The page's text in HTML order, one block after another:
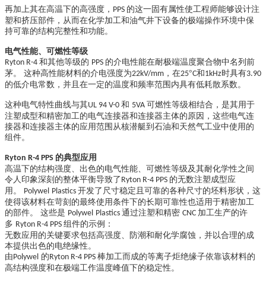
再加上其在高温下的高强度， PPS 的这一固有属性使工程师能够设计注
塑和挤压部件，从而在化学加工和油气井下设备的极端操作环境中保
持可靠的结构完整性和功能。
电气性能、可燃性等级
Ryton R-4 和其他等级的 PPS 的介电性能在耐极端温度聚合物中名列前
茅。 这种高性能材料的介电强度为22kV/mm ，在25°C和 1kHz时具有3.90
的低介电常数，并且在一定的温度和频率范围内具有低耗散系数。
这种电气特性曲线与其UL 94 V-0 和 5VA 可燃性等级相结合，是其用于
注塑成型和精密加工的电气连接器和连接器主体的原因，这些电气连
接器和连接器主体的应用范围从核潜艇到石油和天然气工业中使用的
组件。
Ryton R-4 PPS 的典型应用
高温下的结构强度、出色的电气性能、可燃性等级及其耐化学性之间
令人印象深刻的整体平衡导致了 Ryton R-4 PPS 的无数注塑成型应
用。 Polywel Plastics 开发了尺寸稳定且可靠的各种尺寸的坯料形状，这
使得该材料在苛刻的最终使用条件下的长期可靠性也适用于精密加工
的部件。 这些是 Polywel Plastics 通过注塑和精密 CNC 加工生产的许
多 Ryton R-4 PPS 组件的示例：
无数应用的关键要求包括高强度、防潮和耐化学腐蚀，并以合理的成
本提供出色的电绝缘性。
由Polywel 的Ryton R-4 PPS 棒加工而成的等离子炬绝缘子依靠该材料的
高结构强度和在极端工作温度峰值下的稳定性。